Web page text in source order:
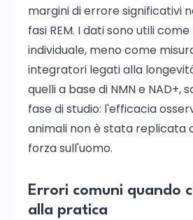
margini di errore significativi
fasi REM. I dati sono utili
individuale, meno come
integratori legati alla
quelli a base di NMN e NAD+,
fase di studio: l'efficacia
animali non è stata replicata
forza sull'uomo.
Errori comuni quando
alla pratica